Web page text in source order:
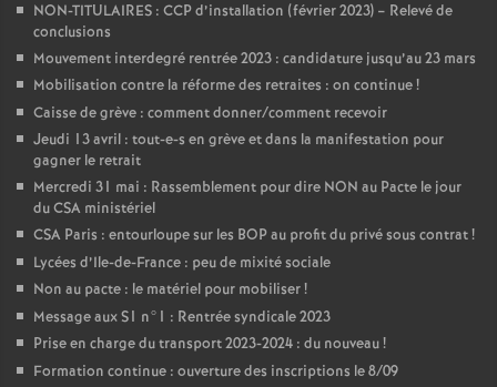
NON-TITULAIRES : CCP d’installation (février 2023) – Relevé de
conclusions
Mouvement interdegré rentrée 2023 : candidature jusqu’au 23 mars
Mobilisation contre la réforme des retraites : on continue!
Caisse de grève : comment donner/comment recevoir
Jeudi 13 avril : tout-e-s en grève et dans la manifestation pour
gagner le retrait
Mercredi 31 mai : Rassemblement pour dire NON au Pacte le jour
du CSA ministériel
CSA Paris : entourloupe sur les BOP au profit du privé sous contrat!
Lycées d’Ile-de-France : peu de mixité sociale
Non au pacte : le matériel pour mobiliser!
Message aux S1 n°1 : Rentrée syndicale 2023
Prise en charge du transport 2023-2024 : du nouveau!
Formation continue : ouverture des inscriptions le 8/09